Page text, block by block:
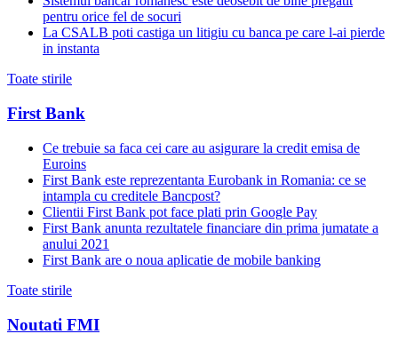
pentru orice fel de socuri
La CSALB poti castiga un litigiu cu banca pe care l-ai pierde
in instanta
Toate stirile
First Bank
Ce trebuie sa faca cei care au asigurare la credit emisa de
Euroins
First Bank este reprezentanta Eurobank in Romania: ce se
intampla cu creditele Bancpost?
Clientii First Bank pot face plati prin Google Pay
First Bank anunta rezultatele financiare din prima jumatate a
anului 2021
First Bank are o noua aplicatie de mobile banking
Toate stirile
Noutati FMI